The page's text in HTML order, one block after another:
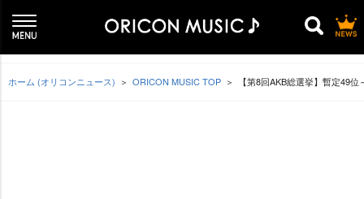
ホーム (オリコンニュース) ORICON MUSIC TOP 【第8回AKB総選挙】暫定49